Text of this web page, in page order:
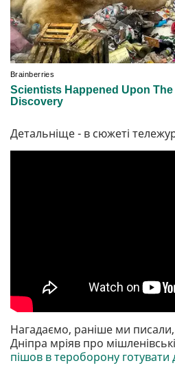
Детальніще - в сюжеті
Нагадаємо, раніше ми
Дніпра мріяв про
пішов в тероборону готувати